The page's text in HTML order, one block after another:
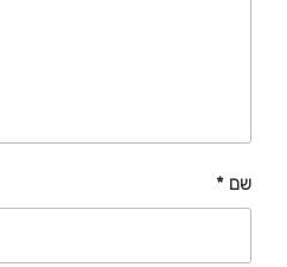
שם *